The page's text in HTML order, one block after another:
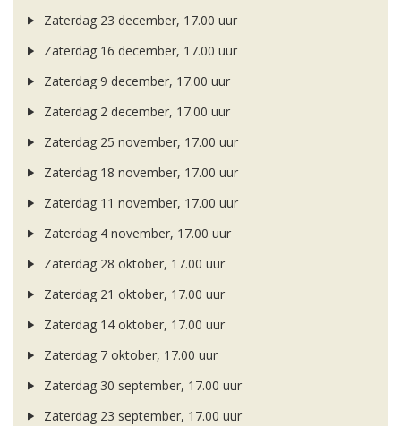
Zaterdag 23 december, 17.00 uur
Zaterdag 16 december, 17.00 uur
Zaterdag 9 december, 17.00 uur
Zaterdag 2 december, 17.00 uur
Zaterdag 25 november, 17.00 uur
Zaterdag 18 november, 17.00 uur
Zaterdag 11 november, 17.00 uur
Zaterdag 4 november, 17.00 uur
Zaterdag 28 oktober, 17.00 uur
Zaterdag 21 oktober, 17.00 uur
Zaterdag 14 oktober, 17.00 uur
Zaterdag 7 oktober, 17.00 uur
Zaterdag 30 september, 17.00 uur
Zaterdag 23 september, 17.00 uur